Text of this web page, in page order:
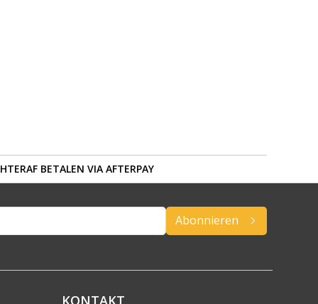
BETALEN VIA AFTERPAY
Abonnieren